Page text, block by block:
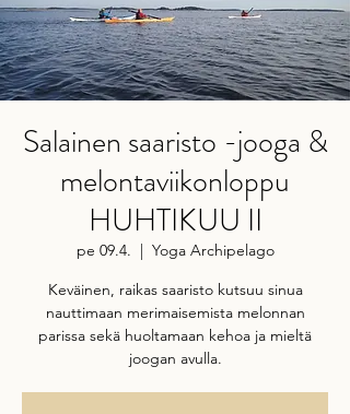
Salainen saaristo -jooga &
melontaviikonloppu
HUHTIKUU II
pe 09.4.
  |
Yoga Archipelago
Keväinen, raikas saaristo kutsuu sinua
nauttimaan merimaisemista melonnan
parissa sekä huoltamaan kehoa ja mieltä
joogan avulla.